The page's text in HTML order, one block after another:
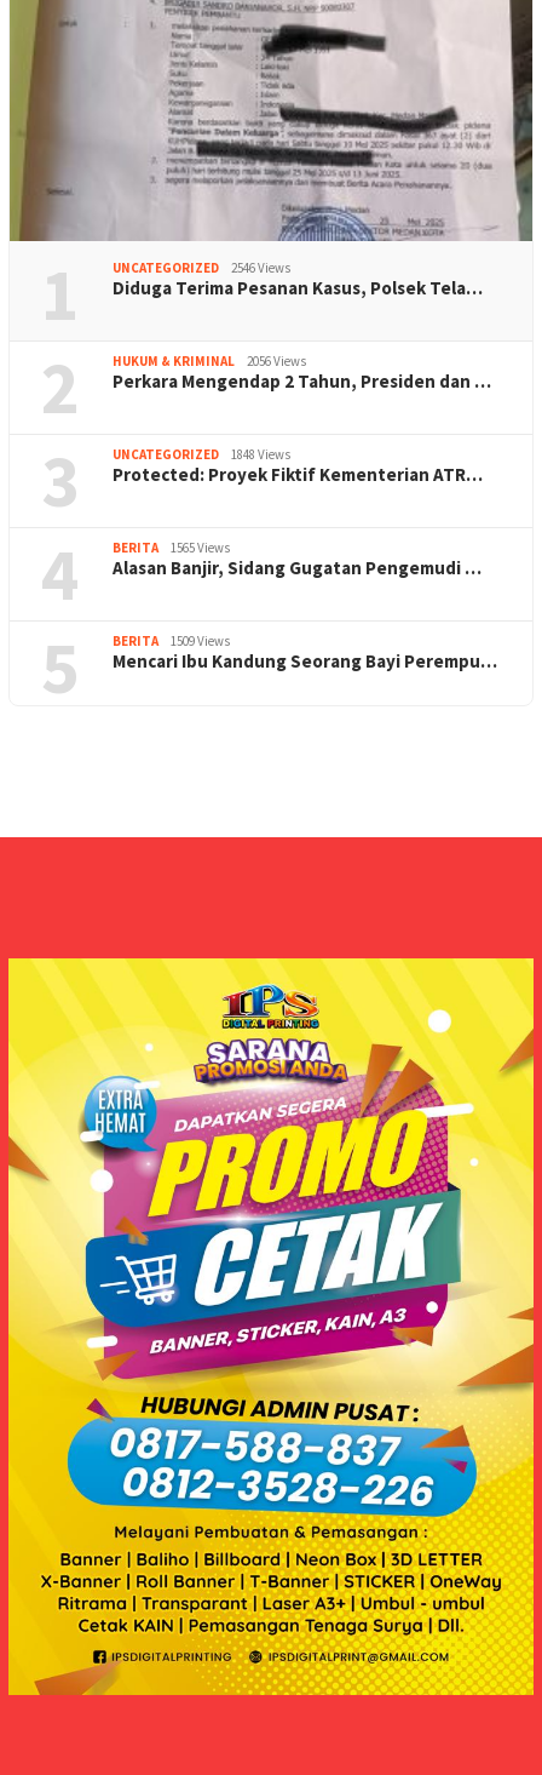
1 UNCATEGORIZED 2546 Views
Diduga Terima Pesanan Kasus, Polsek Tela…
2 HUKUM & KRIMINAL 2056 Views
Perkara Mengendap 2 Tahun, Presiden dan …
3 UNCATEGORIZED 1848 Views
Protected: Proyek Fiktif Kementerian ATR…
4 BERITA 1565 Views
Alasan Banjir, Sidang Gugatan Pengemudi …
5 BERITA 1509 Views
Mencari Ibu Kandung Seorang Bayi Perempu…